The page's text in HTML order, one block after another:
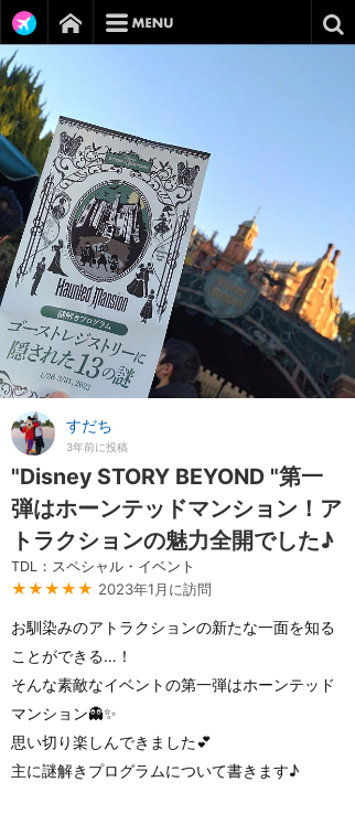
すだち
3年前に投稿
"Disney STORY BEYOND "第一
弾はホーンテッドマンション！ア
トラクションの魅力全開でした♪
TDL：スペシャル・イベント
★★★★★ 2023年1月に訪問
お馴染みのアトラクションの新たな一面を知る
ことができる…！
そんな素敵なイベントの第一弾はホーンテッド
マンション👻✨
思い切り楽しんできました💕
主に謎解きプログラムについて書きます♪